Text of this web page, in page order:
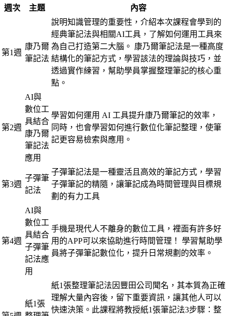
週次 主題 內容
第1週
康乃爾
筆記法
說明知識管理的重要性，介紹本次課程會學到的
經典筆記法與相關AI工具，了解如何運用工具來
為自己打造第二大腦。 康乃爾筆記法是一種高度
結構化的筆記方式，學習該法的理論與技巧，並
透過實作練習，幫助學員掌握整理筆記的核心重
點。
第2週
AI與
數位工
具結合
康乃爾
筆記法
應用
學習如何運用 AI 工具提升康乃爾筆記的效率，
同時，也會學習如何進行數位化筆記整理，使筆
記更容易檢索與應用。
第3週
子彈筆
記法
子彈筆記法是一種靈活且高效的筆記方式，學習
子彈筆記的精隨，讓筆記成為時間管理與目標規
劃的有力工具
第4週
AI與
數位工
具結合
子彈筆
記法應
用
手機是現代人不離身的數位工具，裡面有許多好
用的APP可以來協助進行時間管理！ 學習幫助學
員將子彈筆記數位化，提升日常規劃的效率。
紙1張
紙1張整理筆記法因豐田公司聞名，其本質為正確
理解大量內容後，留下重要資訊，讓其他人可以
快速決策。此課程將教授紙1張筆記法3步驟：整